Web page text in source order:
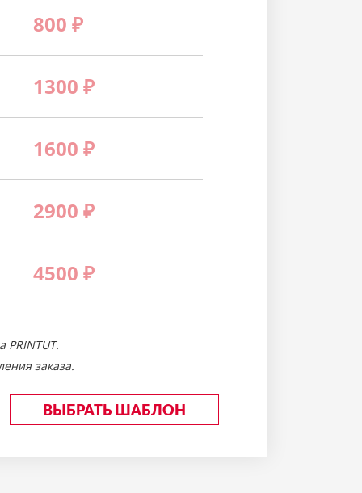
800 ₽
1300 ₽
1600 ₽
2900 ₽
4500 ₽
PRINTUT.
заказа.
ВЫБРАТЬ ШАБЛОН